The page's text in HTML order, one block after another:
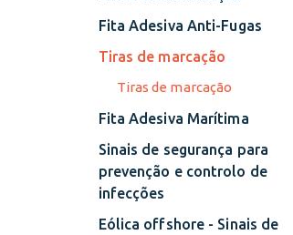
Fita Adesiva Anti-Fugas
Tiras de marcação
Tiras de marcação
Fita Adesiva Marítima
Sinais de segurança para
prevenção e controlo de
infecções
Eólica offshore - Sinais de